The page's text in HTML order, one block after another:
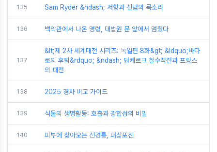
135 Sam Ryder &ndash; 저항과 신념의 목소리
136 백악관에서 나온 명령, 대법원 문 앞에서 멈췄다
137
&lt;제 2차 세계대전 시리즈: 독일편 8화&gt; &ldquo;바다
로의 후퇴&rdquo; &ndash; 덩케르크 철수작전과 프랑스
의 패전
138 2025 경차 비교 가이드
139 식물의 생명활동: 호흡과 광합성의 비밀
140 피부에 찾아오는 신경통, 대상포진